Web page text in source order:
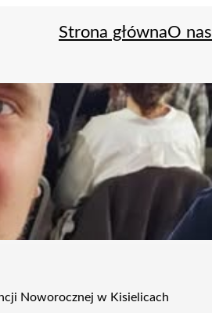
Strona głównaO nas
Noworocznej w Kisielicach